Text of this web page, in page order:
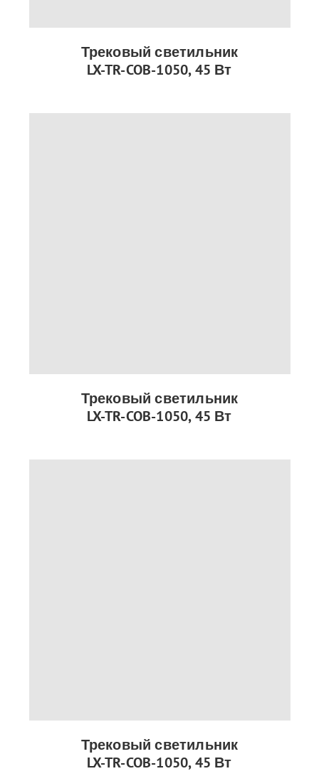
Трековый светильник
LX-TR-COB-1050, 45 Вт
Трековый светильник
LX-TR-COB-1050, 45 Вт
Трековый светильник
LX-TR-COB-1050, 45 Вт